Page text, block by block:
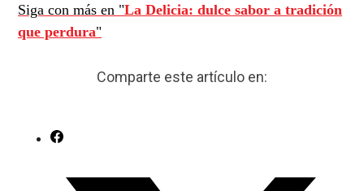
Siga con más en "La Delicia: dulce sabor a tradición
que perdura"
Comparte este artículo en: